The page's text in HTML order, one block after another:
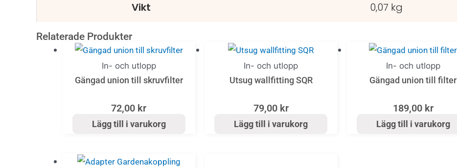
Vikt 0,07 kg
Relaterade Produkter
In- och utlopp
Gängad union till skruvfilter
72,00 kr
Lägg till i varukorg
In- och utlopp
Utsug wallfitting SQR
79,00 kr
Lägg till i varukorg
In- och utlopp
Gängad union till filter
189,00 kr
Lägg till i varukorg